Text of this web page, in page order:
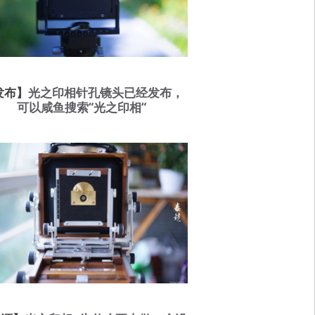
】 光之印相针孔镜头已经发布，
可以咸鱼搜索“光之印相“